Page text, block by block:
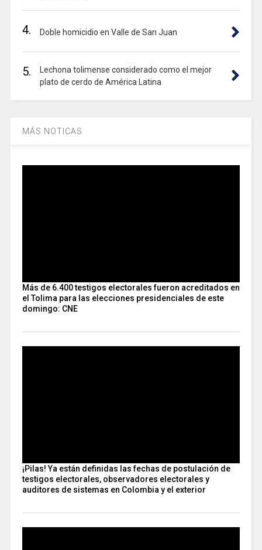
4. Doble homicidio en Valle de San Juan
5.
Lechona tolimense considerado como el mejor
plato de cerdo de América Latina
MÁS NOTICAS
Más de 6.400 testigos electorales fueron acreditados en
el Tolima para las elecciones presidenciales de este
domingo: CNE
¡Pilas! Ya están definidas las fechas de postulación de
testigos electorales, observadores electorales y
auditores de sistemas en Colombia y el exterior